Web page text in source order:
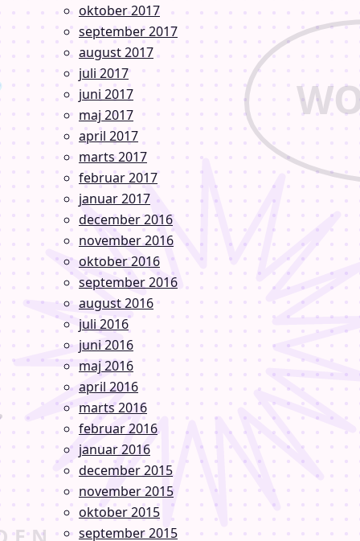
oktober 2017
september 2017
august 2017
juli 2017
juni 2017
maj 2017
april 2017
marts 2017
februar 2017
januar 2017
december 2016
november 2016
oktober 2016
september 2016
august 2016
juli 2016
juni 2016
maj 2016
april 2016
marts 2016
februar 2016
januar 2016
december 2015
november 2015
oktober 2015
september 2015